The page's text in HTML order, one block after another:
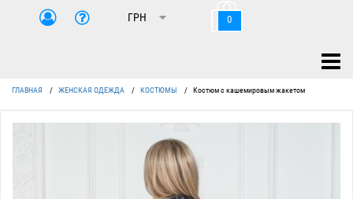
0
ГЛАВНАЯ / ЖЕНСКАЯ ОДЕЖДА / КОСТЮМЫ / Костюм с кашемировым жакетом